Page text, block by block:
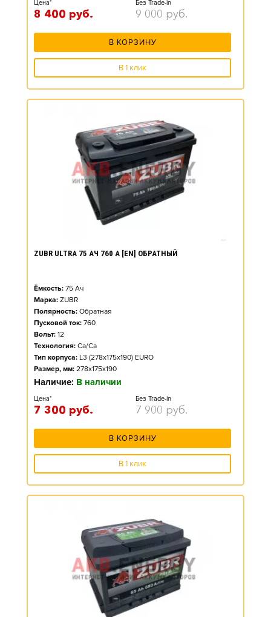
Цена*
8 400 руб.
Без Trade-in
9 000 руб.
В КОРЗИНУ
В 1 клик
ZUBR ULTRA 75 АЧ 760 А [EN] ОБРАТНЫЙ
Ёмкость: 75 Ач
Марка: ZUBR
Полярность: Обратная
Пусковой ток: 760
Вольт: 12
Технология: Ca/Ca
Тип корпуса: L3 (278x175x190) EURO
Размер, мм: 278x175x190
Наличие: В наличии
Цена*
7 300 руб.
Без Trade-in
7 900 руб.
В КОРЗИНУ
В 1 клик